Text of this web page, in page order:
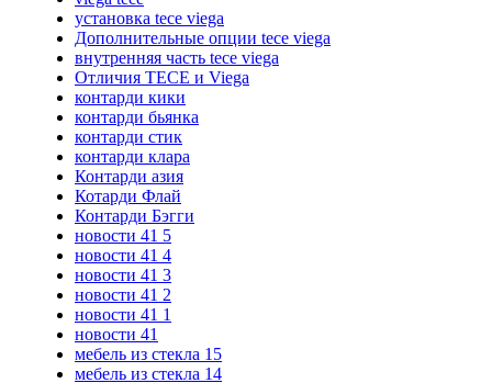
установка tece viega
Дополнительные опции tece viega
внутренняя часть tece viega
Отличия TECE и Viega
контарди кики
контарди бьянка
контарди стик
контарди клара
Контарди азия
Котарди Флай
Контарди Бэгги
новости 41 5
новости 41 4
новости 41 3
новости 41 2
новости 41 1
новости 41
мебель из стекла 15
мебель из стекла 14